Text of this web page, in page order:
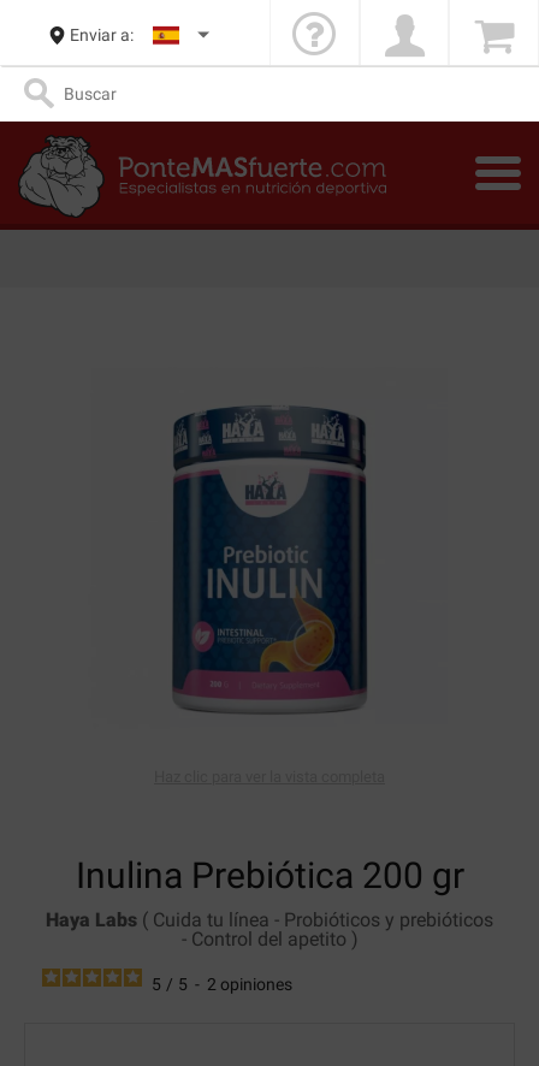
Enviar a:
Inulina Prebiótica 200 gr
Haya Labs ( Cuida tu línea - Probióticos y prebióticos
- Control del apetito )
5 / 5 - 2 opiniones